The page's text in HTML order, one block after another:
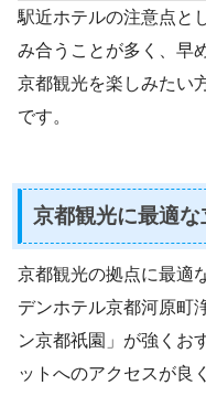
駅近ホテルの注意点と
み合うことが多く、早
京都観光を楽しみたい
です。
京都観光に最適
京都観光の拠点に最適
デンホテル京都河原町
ン京都祇園」が強くお
ットへのアクセスが良